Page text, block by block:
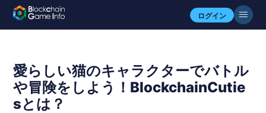
ログイン
愛らしい猫のキャラクターでバトル
や冒険をしよう！BlockchainCutie
sとは？